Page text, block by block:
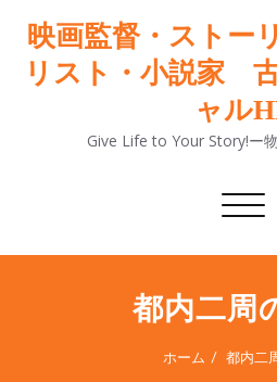
映画監督・ストー
リスト・小説家
ャル
Give Life to Your Story!ー
ナ
ゲ
シ
ョ
ン
切
都内二周
ホーム 都内二